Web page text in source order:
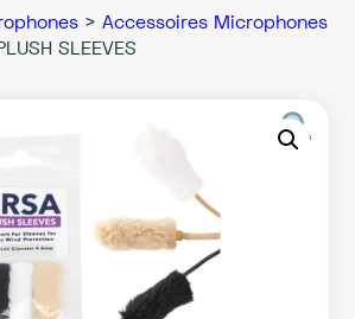
>Accessoires Microphones
SLEEVES